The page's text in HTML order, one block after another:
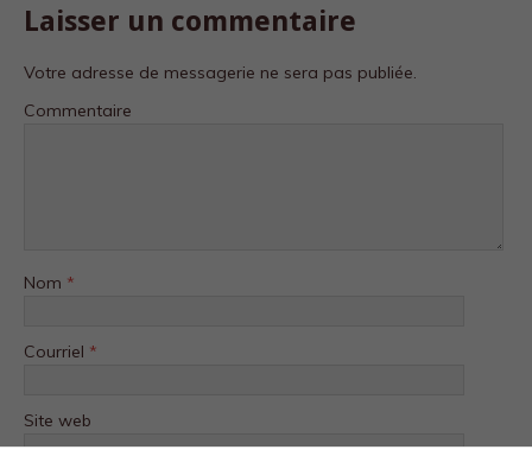
Laisser un commentaire
Votre adresse de messagerie ne sera pas publiée.
Commentaire
Nom *
Courriel *
Site web